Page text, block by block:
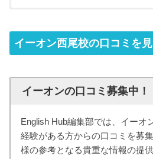
イーオン西尾校の口コミを
イーオンの口コミ募集中！
English Hub編集部では、イーオ
経験がある方からの口コミを募
様の参考となる貴重な情報の提